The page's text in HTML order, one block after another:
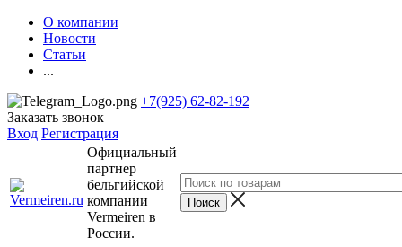
О компании
Новости
Статьи
...
+7(925) 62-82-192
Заказать звонок
Вход Регистрация
Официальный
партнер
бельгийской
компании
Vermeiren в
России.